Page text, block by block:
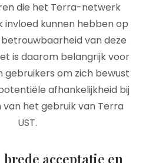
die het Terra-netwerk
invloed kunnen hebben op
van deze
is daarom belangrijk voor
gebruikers om zich bewust
afhankelijkheid bij
het gebruik van Terra
UST.
brede acceptatie en